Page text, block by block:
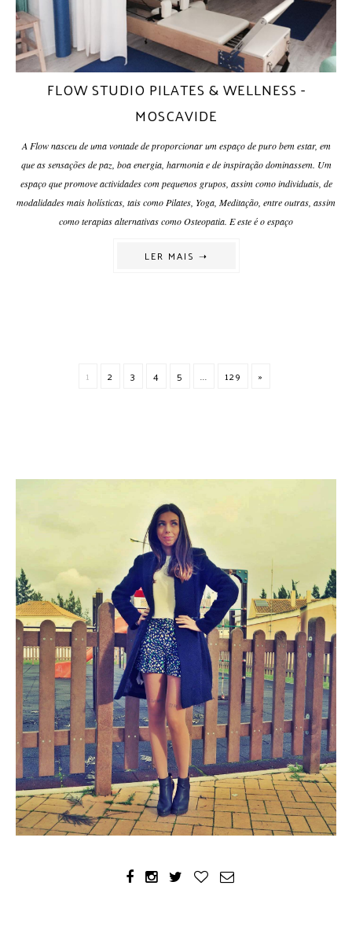
FLOW STUDIO PILATES & WELLNESS -
MOSCAVIDE
A Flow nasceu de uma vontade de proporcionar um espaço de puro bem estar, em
que as sensações de paz, boa energia, harmonia e de inspiração dominassem. Um
espaço que promove actividades com pequenos grupos, assim como individuais, de
modalidades mais holísticas, tais como Pilates, Yoga, Meditação, entre outras, assim
como terapias alternativas como Osteopatia. E este é o espaço
LER MAIS ➝
1 2 3 4 5 ... 129 »